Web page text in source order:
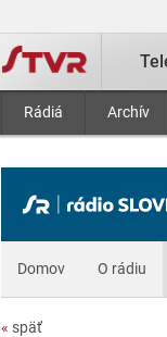
Rádiá Archív
Domov O rádiu
« späť